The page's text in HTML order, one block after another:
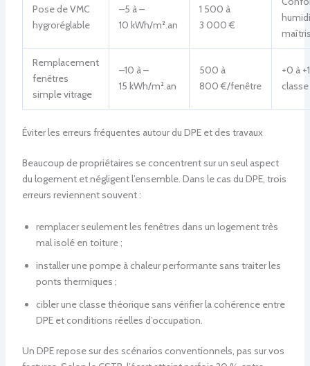
Pose de VMC
hygroréglable
–5 à –
10 kWh/m².an
1 500 à
3 000 €
Remplacement
fenêtres
simple vitrage
–10 à –
15 kWh/m².an
500 à
800 €/fenêtre
+0 à +1
classe
Éviter les erreurs fréquentes autour du DPE et des travaux
Beaucoup de propriétaires se concentrent sur un seul aspect
du logement et négligent l’ensemble. Dans le cas du DPE, trois
erreurs reviennent souvent :
remplacer seulement les fenêtres dans un logement très
mal isolé en toiture ;
installer une pompe à chaleur performante sans traiter les
ponts thermiques ;
cibler une classe théorique sans vérifier la cohérence entre
DPE et conditions réelles d’occupation.
Un DPE repose sur des scénarios conventionnels, pas sur vos